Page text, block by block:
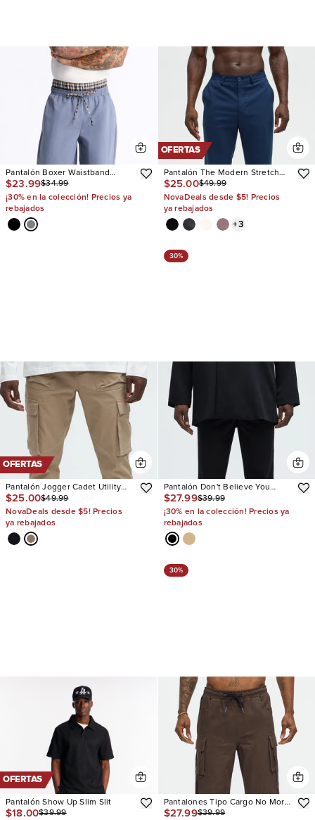
Pantalón Boxer Waistband
Baggy Track
$23.99$34.99
¡30% en la colección! Precios ya
rebajados
OFERTAS
Pantalón The Modern Stretch
Slim
$25.00$49.99
NovaDeals desde $5! Precios
ya rebajados
+3
OFERTAS
Pantalón Jogger Cadet Utility
Cargo
$25.00$49.99
NovaDeals desde $5! Precios
ya rebajados
30%
Pantalón Don't Believe You
Gabardine Flare Slit
$27.99$39.99
¡30% en la colección! Precios ya
rebajados
OFERTAS
Pantalón Show Up Slim Slit
$18.00$39.99
30%
Pantalones Tipo Cargo No More
Waiting
$27.99$39.99